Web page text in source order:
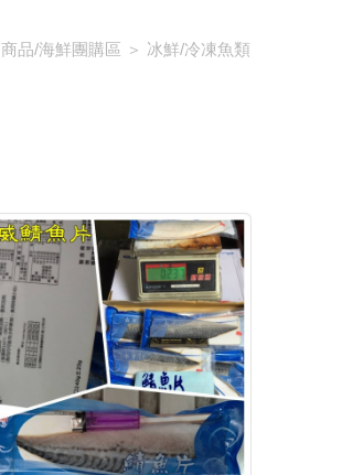
商品/海鮮團購區 ＞ 冰鮮/冷凍魚類